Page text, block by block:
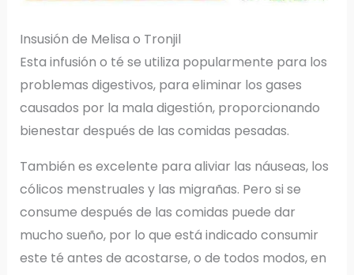
Insusión de Melisa o Tronjil
Esta infusión o té se utiliza popularmente para los
problemas digestivos, para eliminar los gases
causados por la mala digestión, proporcionando
bienestar después de las comidas pesadas.
También es excelente para aliviar las náuseas, los
cólicos menstruales y las migrañas. Pero si se
consume después de las comidas puede dar
mucho sueño, por lo que está indicado consumir
este té antes de acostarse, o de todos modos, en